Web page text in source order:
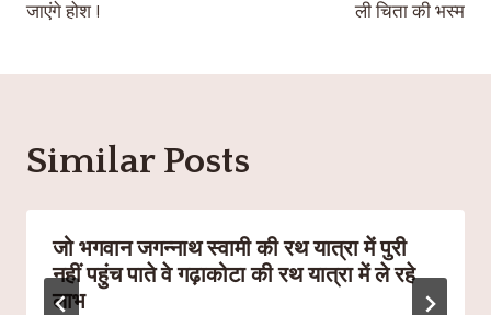
जाएंगे होश !
ली चिता की भस्म
Similar Posts
जो भगवान जगन्नाथ स्वामी की रथ यात्रा में पुरी
नहीं पहुंच पाते वे गढ़ाकोटा की रथ यात्रा में ले रहे
लाभ